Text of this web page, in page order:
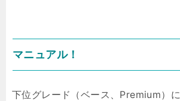
マニュアル！
下位グレード（ベース、Premium）に